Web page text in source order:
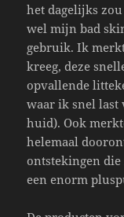
het dagelijks
wel mijn bad
gebruik. Ik
kreeg, deze
opvallende
waar ik snel
huid). Ook
helemaal
ontstekingen
een enorm